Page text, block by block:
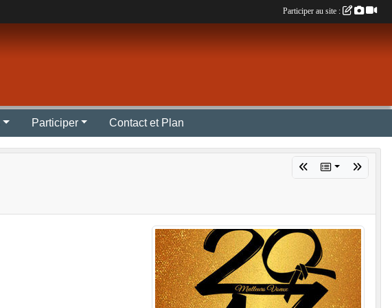
Participer Contact et Plan
Participer au site :